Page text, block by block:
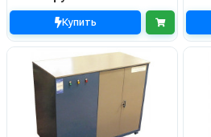
Купить